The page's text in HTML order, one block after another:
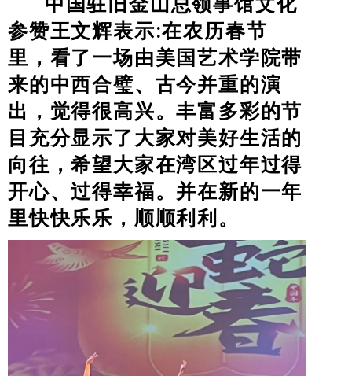
参赞王文辉表示:在农历春节
里，看了一场由美国艺术学院带
来的中西合璧、古今并重的演
出，觉得很高兴。丰富多彩的节
目充分显示了大家对美好生活的
向往，希望大家在湾区过年过得
开心、过得幸福。并在新的一年
里快快乐乐，顺顺利利。